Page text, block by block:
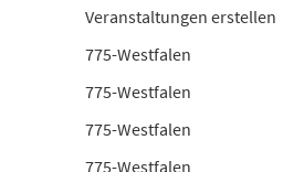
Veranstaltungen erstellen
775-Westfalen
775-Westfalen
775-Westfalen
775-Westfalen